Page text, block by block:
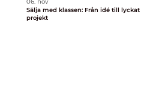
Sälja med klassen: Från idé till lyckat
projekt